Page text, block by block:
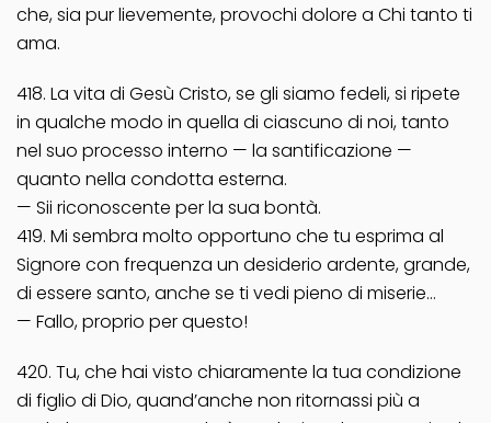
che, sia pur lievemente, provochi dolore a Chi tanto ti
ama.
418. La vita di Gesù Cristo, se gli siamo fedeli, si ripete
in qualche modo in quella di ciascuno di noi, tanto
nel suo processo interno — la santificazione —
quanto nella condotta esterna.
— Sii riconoscente per la sua bontà.
419. Mi sembra molto opportuno che tu esprima al
Signore con frequenza un desiderio ardente, grande,
di essere santo, anche se ti vedi pieno di miserie…
— Fallo, proprio per questo!
420. Tu, che hai visto chiaramente la tua condizione
di figlio di Dio, quand’anche non ritornassi più a